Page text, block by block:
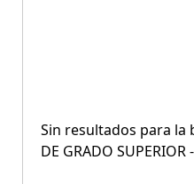
Sin resultados para la
DE GRADO SUPERIOR